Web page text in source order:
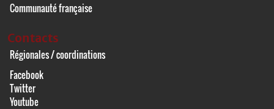
Communauté française
Contacts
Régionales / coordinations
Facebook
Twitter
Youtube